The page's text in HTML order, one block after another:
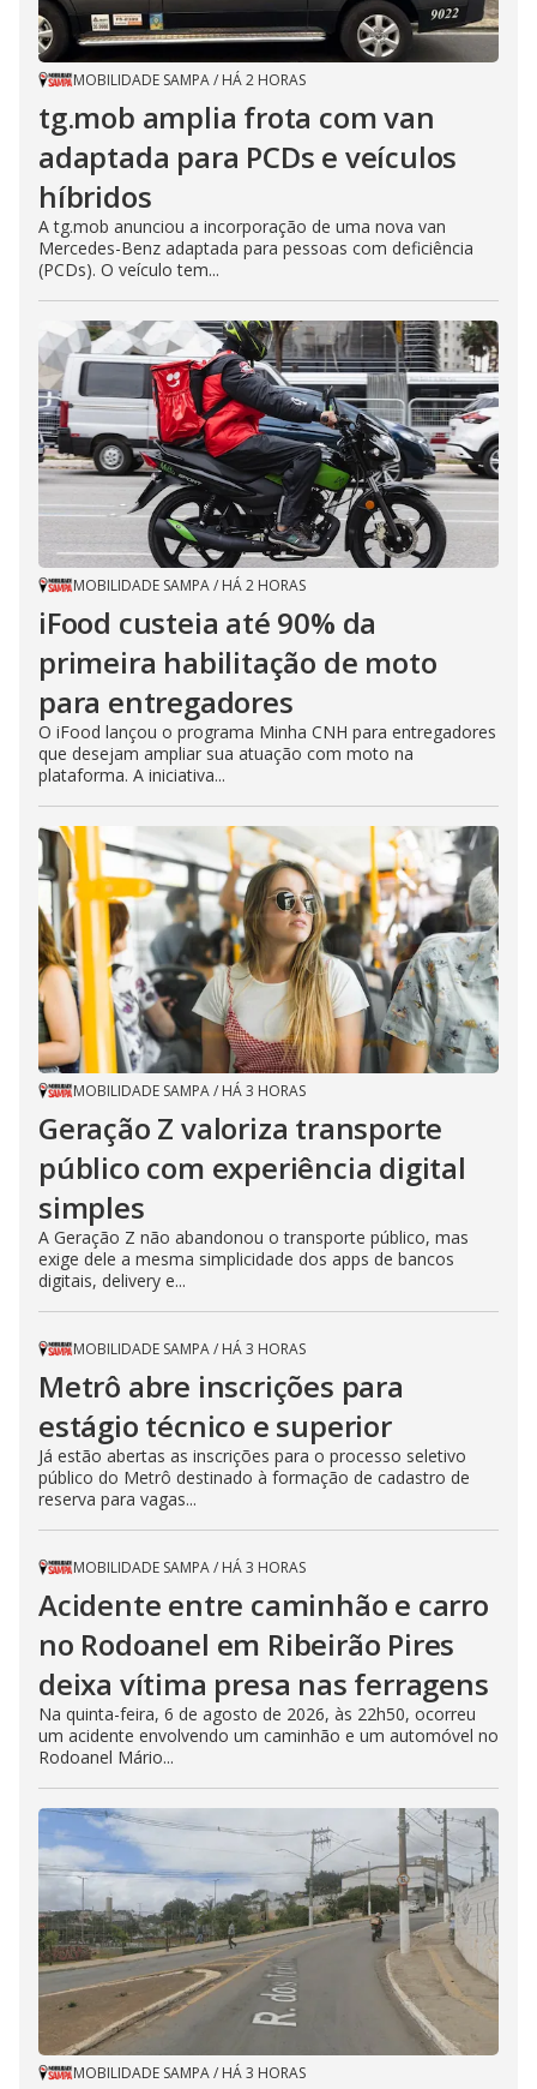
e
o
MOBILIDADE SAMPA/ HÁ 2 HORAS
tg.mob amplia frota com van
adaptada para PCDs e veículos
híbridos
A tg.mob anunciou a incorporação de uma nova van
Mercedes-Benz adaptada para pessoas com deficiência
(PCDs). O veículo tem...
MOBILIDADE SAMPA/ HÁ 2 HORAS
iFood custeia até 90% da
primeira habilitação de moto
para entregadores
O iFood lançou o programa Minha CNH para entregadores
que desejam ampliar sua atuação com moto na
plataforma. A iniciativa...
MOBILIDADE SAMPA/ HÁ 3 HORAS
Geração Z valoriza transporte
público com experiência digital
simples
A Geração Z não abandonou o transporte público, mas
exige dele a mesma simplicidade dos apps de bancos
digitais, delivery e...
MOBILIDADE SAMPA/ HÁ 3 HORAS
Metrô abre inscrições para
estágio técnico e superior
Já estão abertas as inscrições para o processo seletivo
público do Metrô destinado à formação de cadastro de
reserva para vagas...
MOBILIDADE SAMPA/ HÁ 3 HORAS
Acidente entre caminhão e carro
no Rodoanel em Ribeirão Pires
deixa vítima presa nas ferragens
Na quinta-feira, 6 de agosto de 2026, às 22h50, ocorreu
um acidente envolvendo um caminhão e um automóvel no
Rodoanel Mário...
MOBILIDADE SAMPA/ HÁ 3 HORAS